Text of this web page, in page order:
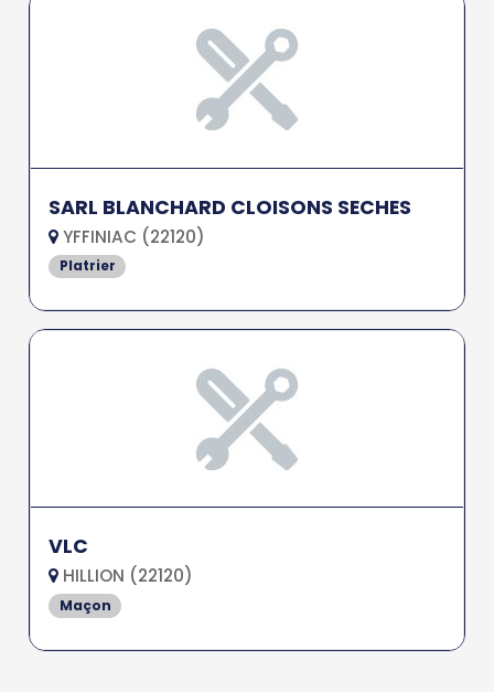
SARL BLANCHARD CLOISONS SECHES
YFFINIAC (22120)
Platrier
VLC
HILLION (22120)
Maçon